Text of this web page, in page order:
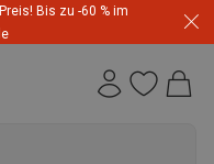
Bis zu -60 % im